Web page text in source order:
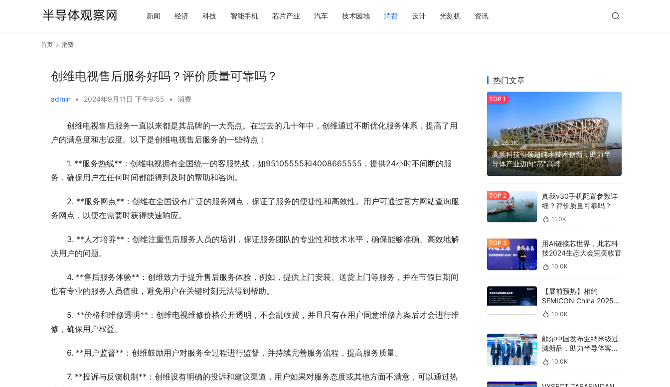
新闻 经济 科技 智能手机 芯片产业 汽车 技术园地 消费 设计 光刻机 资讯
首页 消费
创维电视售后服务好吗？评价质量可靠吗？
admin • 2024年9月11日 下午9:55 • 消费
创维电视售后服务一直以来都是其品牌的一大亮点。在过去的几十年中，创维通过不断优化服务体系，提高了用
户的满意度和忠诚度。以下是创维电视售后服务的一些特点：
1. **服务热线**：创维电视拥有全国统一的客服热线，如95105555和4008665555，提供24小时不间断的服
务，确保用户在任何时间都能得到及时的帮助和咨询。
2. **服务网点**：创维在全国设有广泛的服务网点，保证了服务的便捷性和高效性。用户可通过官方网站查询服
务网点，以便在需要时获得快速响应。
3. **人才培养**：创维注重售后服务人员的培训，保证服务团队的专业性和技术水平，确保能够准确、高效地解
决用户的问题。
4. **售后服务体验**：创维致力于提升售后服务体验，例如，提供上门安装、送货上门等服务，并在节假日期间
也有专业的服务人员值班，避免用户在关键时刻无法得到帮助。
5. **价格和维修透明**：创维电视维修价格公开透明，不会乱收费，并且只有在用户同意维修方案后才会进行维
修，确保用户权益。
6. **用户监督**：创维鼓励用户对服务全过程进行监督，并持续完善服务流程，提高服务质量。
7. **投诉与反馈机制**：创维设有明确的投诉和建议渠道，用户如果对服务态度或其他方面不满意，可以通过热
热门文章
26.3K
高频科技引领超纯水技术创新，助力半
导体产业迈向“芯”高峰
真我v30手机配置参数详
细？评价质量可靠吗？
11.0K
用AI链接芯世界，此芯科
技2024生态大会完美收官
10.0K
【展前预热】相约
SEMICON China 2025，
德克威尔总线解决方案革
新助力半导体设备高效升
10.0K
颇尔中国发布亚纳米级过
滤新品，助力半导体客户
良率提升
10.0K